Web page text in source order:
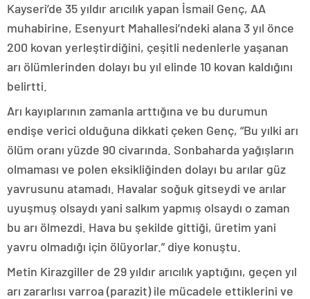
Kayseri’de 35 yıldır arıcılık yapan İsmail Genç, AA
muhabirine, Esenyurt Mahallesi’ndeki alana 3 yıl önce
200 kovan yerleştirdiğini, çeşitli nedenlerle yaşanan
arı ölümlerinden dolayı bu yıl elinde 10 kovan kaldığını
belirtti.
Arı kayıplarının zamanla arttığına ve bu durumun
endişe verici olduğuna dikkati çeken Genç, “Bu yılki arı
ölüm oranı yüzde 90 civarında. Sonbaharda yağışların
olmaması ve polen eksikliğinden dolayı bu arılar güz
yavrusunu atamadı. Havalar soğuk gitseydi ve arılar
uyuşmuş olsaydı yani salkım yapmış olsaydı o zaman
bu arı ölmezdi. Hava bu şekilde gittiği, üretim yani
yavru olmadığı için ölüyorlar.” diye konuştu.
Metin Kirazgiller de 29 yıldır arıcılık yaptığını, geçen yıl
arı zararlısı varroa (parazit) ile mücadele ettiklerini ve